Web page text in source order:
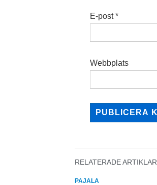
E-post *
Webbplats
RELATERADE ARTIKLAR
PAJALA